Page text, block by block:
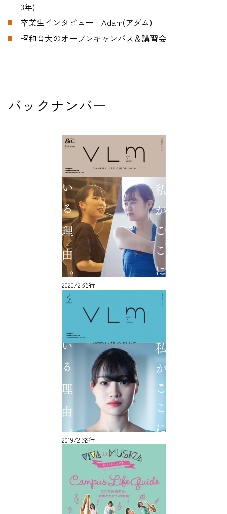
法人案内
個人情報保護方針
特定商取引法表示
3年)
卒業生インタビュー Adam(アダム)
昭和音大のオープンキャンパス＆講習会
バックナンバー
2020/2 発行
2019/2 発行